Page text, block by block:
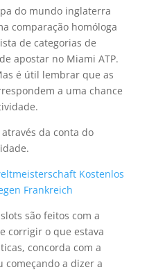
do mundo inglaterra
comparação homóloga
de categorias de
apostar no Miami ATP.
é útil lembrar que as
a uma chance
da conta do
Kostenlos
Frankreich
são feitos com a
corrigir o que estava
concorda com a
começando a dizer a